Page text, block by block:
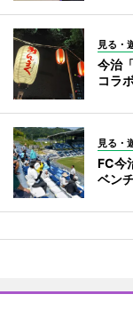
見る・
今治
コラ
見る・
FC今
ベン